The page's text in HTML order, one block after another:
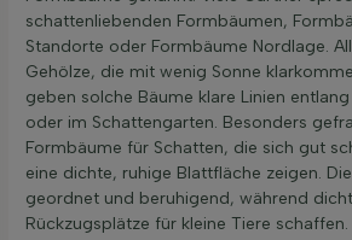
schattenliebenden Formbäumen,
Standorte oder Formbäume Nordlage.
Gehölze, die mit wenig Sonne
geben solche Bäume klare Linien
oder im Schattengarten. Besonders
Formbäume für Schatten, die sich gut
eine dichte, ruhige Blattfläche zeigen.
geordnet und beruhigend, während
Rückzugsplätze für kleine Tiere